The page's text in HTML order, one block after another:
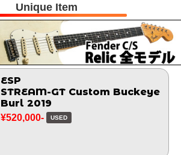
Unique Item
ESP
STREAM-GT Custom Buckeye
Burl 2019
¥520,000- USED